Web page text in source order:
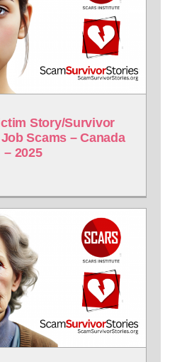
Story/Survivor
Scams – Canada
– 2025